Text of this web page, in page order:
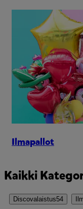
Ilmapallot
Kaikki
Discovalaistus54